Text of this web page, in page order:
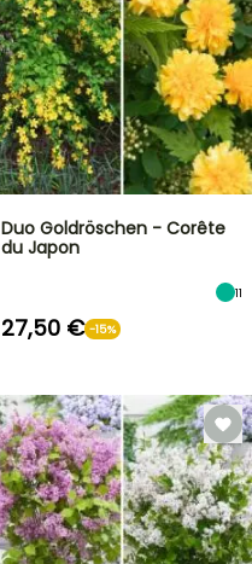
Duo Goldröschen - Corête
du Japon
11
27,50 € -15%